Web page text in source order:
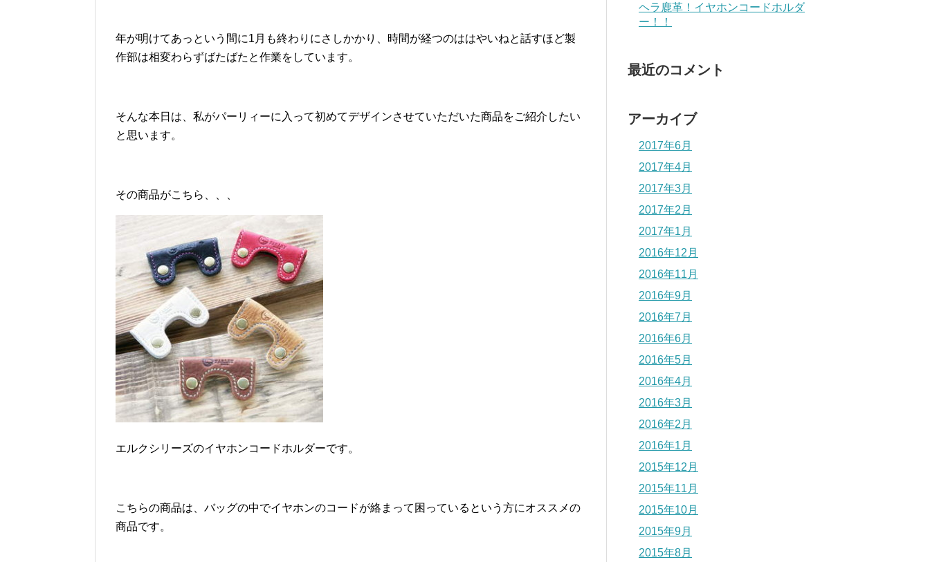
年が明けてあっという間に1月も終わりにさしかかり、時間が経つのははやいねと話すほど製
作部は相変わらずばたばたと作業をしています。
そんな本日は、私がパーリィーに入って初めてデザインさせていただいた商品をご紹介したい
と思います。
その商品がこちら、、、
エルクシリーズのイヤホンコードホルダーです。
こちらの商品は、バッグの中でイヤホンのコードが絡まって困っているという方にオススメの
商品です。
ヘラ鹿革！イヤホンコードホルダ
ー！！
最近のコメント
アーカイブ
2017年6月
2017年4月
2017年3月
2017年2月
2017年1月
2016年12月
2016年11月
2016年9月
2016年7月
2016年6月
2016年5月
2016年4月
2016年3月
2016年2月
2016年1月
2015年12月
2015年11月
2015年10月
2015年9月
2015年8月